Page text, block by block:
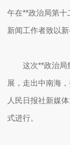
午在**政治局第十
新闻工作者致以新
这次**政治局
展，走出中南海
人民日报社新媒
式进行。